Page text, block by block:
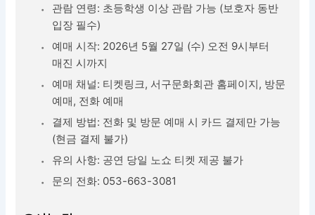
관람 연령: 초등학생 이상 관람 가능 (보호자 동반
입장 필수)
예매 시작: 2026년 5월 27일 (수) 오전 9시부터
매진 시까지
예매 채널: 티켓링크, 서구문화회관 홈페이지, 방문
예매, 전화 예매
결제 방법: 전화 및 방문 예매 시 카드 결제만 가능
(현금 결제 불가)
유의 사항: 공연 당일 노쇼 티켓 제공 불가
문의 전화: 053-663-3081